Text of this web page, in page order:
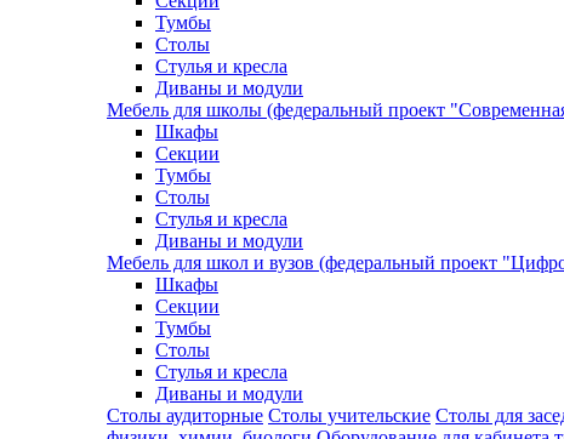
Тумбы
Столы
Стулья и кресла
Диваны и модули
Мебель для школы (федеральный проект
Шкафы
Секции
Тумбы
Столы
Стулья и кресла
Диваны и модули
Мебель для школ и вузов (федеральный проект
Шкафы
Секции
Тумбы
Столы
Стулья и кресла
Диваны и модули
Столы аудиторные Столы учительские Столы для